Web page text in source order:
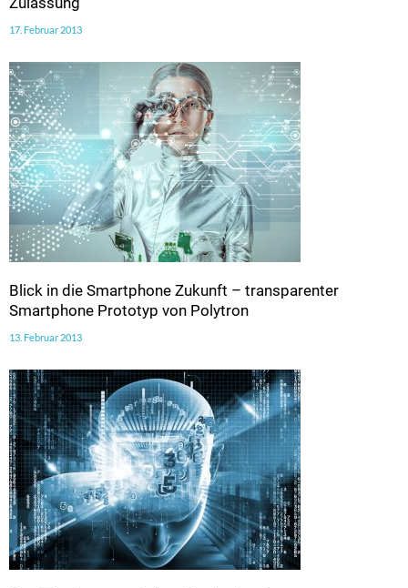
17. Februar 2013
Blick in die Smartphone Zukunft – transparenter
Smartphone Prototyp von Polytron
13. Februar 2013